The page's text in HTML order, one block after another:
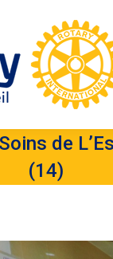
de
(14)